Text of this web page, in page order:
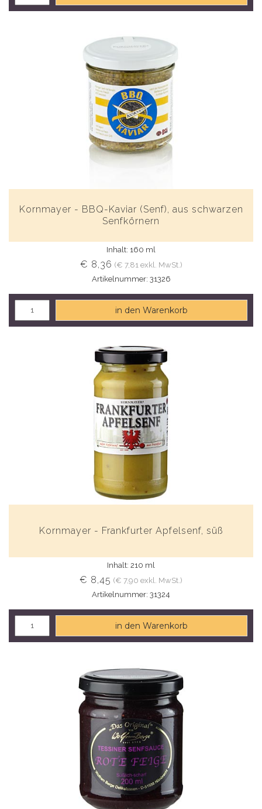
Kornmayer - BBQ-Kaviar (Senf), aus schwarzen
Senfkörnern
Inhalt: 160 ml
€ 8,36 (€ 7,81 exkl. MwSt.)
Artikelnummer: 31326
in den Warenkorb
Kornmayer - Frankfurter Apfelsenf, süß
Inhalt: 210 ml
€ 8,45 (€ 7,90 exkl. MwSt.)
Artikelnummer: 31324
in den Warenkorb